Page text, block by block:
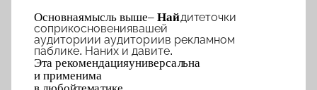
Основнаямысль выше– Найдитеточки
соприкосновениявашей
аудиториии аудиториив рекламном
паблике. Наних и давите.
Эта рекомендацияуниверсальна
и применима